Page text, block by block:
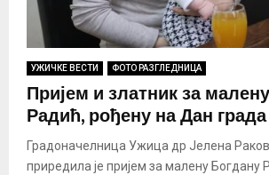
УЖИЧКЕ ВЕСТИ ФОТО РАЗГЛЕДНИЦА
Пријем и златник за
Радић, рођену на Дан
Градоначелница Ужица др Јелена
приредила је пријем за малену Богдану